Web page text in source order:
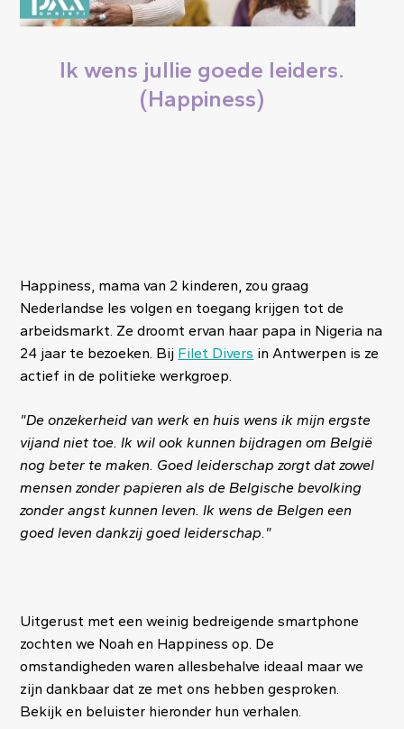
Ik wens jullie goede leiders.
(Happiness)
Happiness, mama van 2 kinderen, zou graag
Nederlandse les volgen en toegang krijgen tot de
arbeidsmarkt. Ze droomt ervan haar papa in Nigeria na
24 jaar te bezoeken. Bij Filet Divers in Antwerpen is ze
actief in de politieke werkgroep.
"De onzekerheid van werk en huis wens ik mijn ergste
vijand niet toe. Ik wil ook kunnen bijdragen om België
nog beter te maken. Goed leiderschap zorgt dat zowel
mensen zonder papieren als de Belgische bevolking
zonder angst kunnen leven. Ik wens de Belgen een
goed leven dankzij goed leiderschap."
Uitgerust met een weinig bedreigende smartphone
zochten we Noah en Happiness op. De
omstandigheden waren allesbehalve ideaal maar we
zijn dankbaar dat ze met ons hebben gesproken.
Bekijk en beluister hieronder hun verhalen.